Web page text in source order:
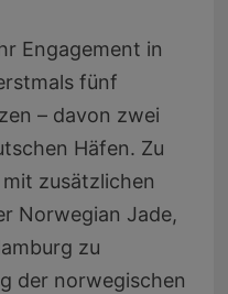
Engagement in
fünf
– davon zwei
Häfen. Zu
zusätzlichen
Norwegian Jade,
zu
der norwegischen